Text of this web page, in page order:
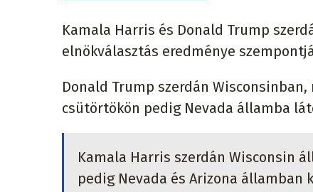
Kamala Harris és Donald Trump
elnökválasztás eredménye
Donald Trump szerdán
csütörtökön pedig Nevada államba
Kamala Harris szerdán Wisconsin
pedig Nevada és Arizona államban